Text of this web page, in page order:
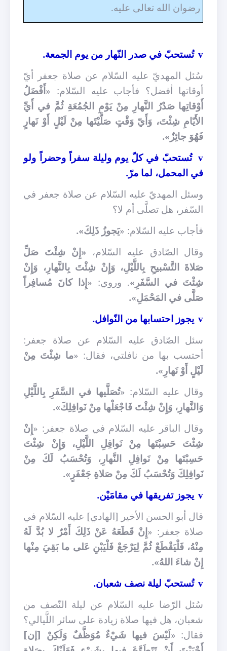
رضوان الله تعالى عليه.
v تُستحبّ في صدر النّهار من يوم الجمعة.
سُئل المهديّ عليه السّلام عن صلاة جعفر أيّ
أوقاتها أفضل؟ فأجاب عليه السّلام: «أَفْضَلُ
أَوْقاتِها صَدْرُ النَّهارِ مِنْ يَوْمِ الجُمُعَةِ ثُمَّ في أَيِّ
الأَيّامِ شِئْتَ، وَأَيّ وَقْتٍ صَلَّيْتَها مِنْ لَيْلٍ أَوْ نَهارٍ
فَهُوَ جائِزٌ».
v
تُستحبّ في كلّ يوم وليلة سفراً وحضراً ولو
في المحمل، لما مرّ.
وسئل المهديّ عليه السّلام عن صلاة جعفر في
السّفر، هل تصلَّى أم لا؟
فأجاب عليه السّلام: «يَجوزُ ذَلِكَ».
وقال الصّادق عليه السّلام، «إِنْ شِئْتَ صَلِّ
صَلاةَ التَّسْبيحِ بِاللَّيْلِ، وَإِنْ شِئْتَ بِالنَّهارِ، وَإِنْ
شِئْتَ في السَّفَرِ». وروي: «إِذا كانَ مُسافِراً
صَلَّى في المَحْمَلِ».
v يجوز احتسابها من النّوافل.
سئل الصّادق عليه السّلام عن صلاة جعفر:
أحتسب بها من نافلتي، فقال: «ما شِئْتَ مِنْ
لَيْلٍ أَوْ نَهارِ».
وقال عليه السّلام: «تُصَلَّيها في السَّفَرِ بِاللَّيْلِ
وَالنَّهارِ، وَإِنْ شِئْتَ فَاجْعَلْها مِنْ نَوافِلِكَ».
وقال الباقر عليه السّلام في صلاة جعفر: «إِنْ
شِئْتَ حَسِبْتَها مِنْ نَوافِلِ اللَّيْلِ، وَإِنْ شِئْتَ
حَسِبْتَها مِنْ نَوافِلِ النَّهارِ، وَتُحْسَبُ لَكَ مِنْ
نَوافِلِكَ وَتُحْسَبُ لَكَ مِنْ صَلاةِ جَعْفَرٍ».
v يجوز تفريقها في مقامَيْن.
قال أبو الحسن الأخير [الهادي] عليه السّلام في
صلاة جعفر: «إِنْ قَطَعَهُ عَنْ ذَلِكَ أَمْرٌ لا بُدَّ لَهُ
مِنْهُ، فَلْيَقْطَعْ ثُمَّ لِيَرْجَعْ فَلْيَبْنِ عَلى ما بَقِيَ مِنْها
إِنْ شاءَ اللهُ».
v تُستحبّ ليلة نصف شعبان.
سُئل الرّضا عليه السّلام عن ليلة النّصف من
شعبان، هل فيها صلاة زيادة على سائر اللَّيالي؟
فقال: «لَيْسَ فيها شَيْءٌ مُوَظَّفٌ وَلَكِنْ [إن]